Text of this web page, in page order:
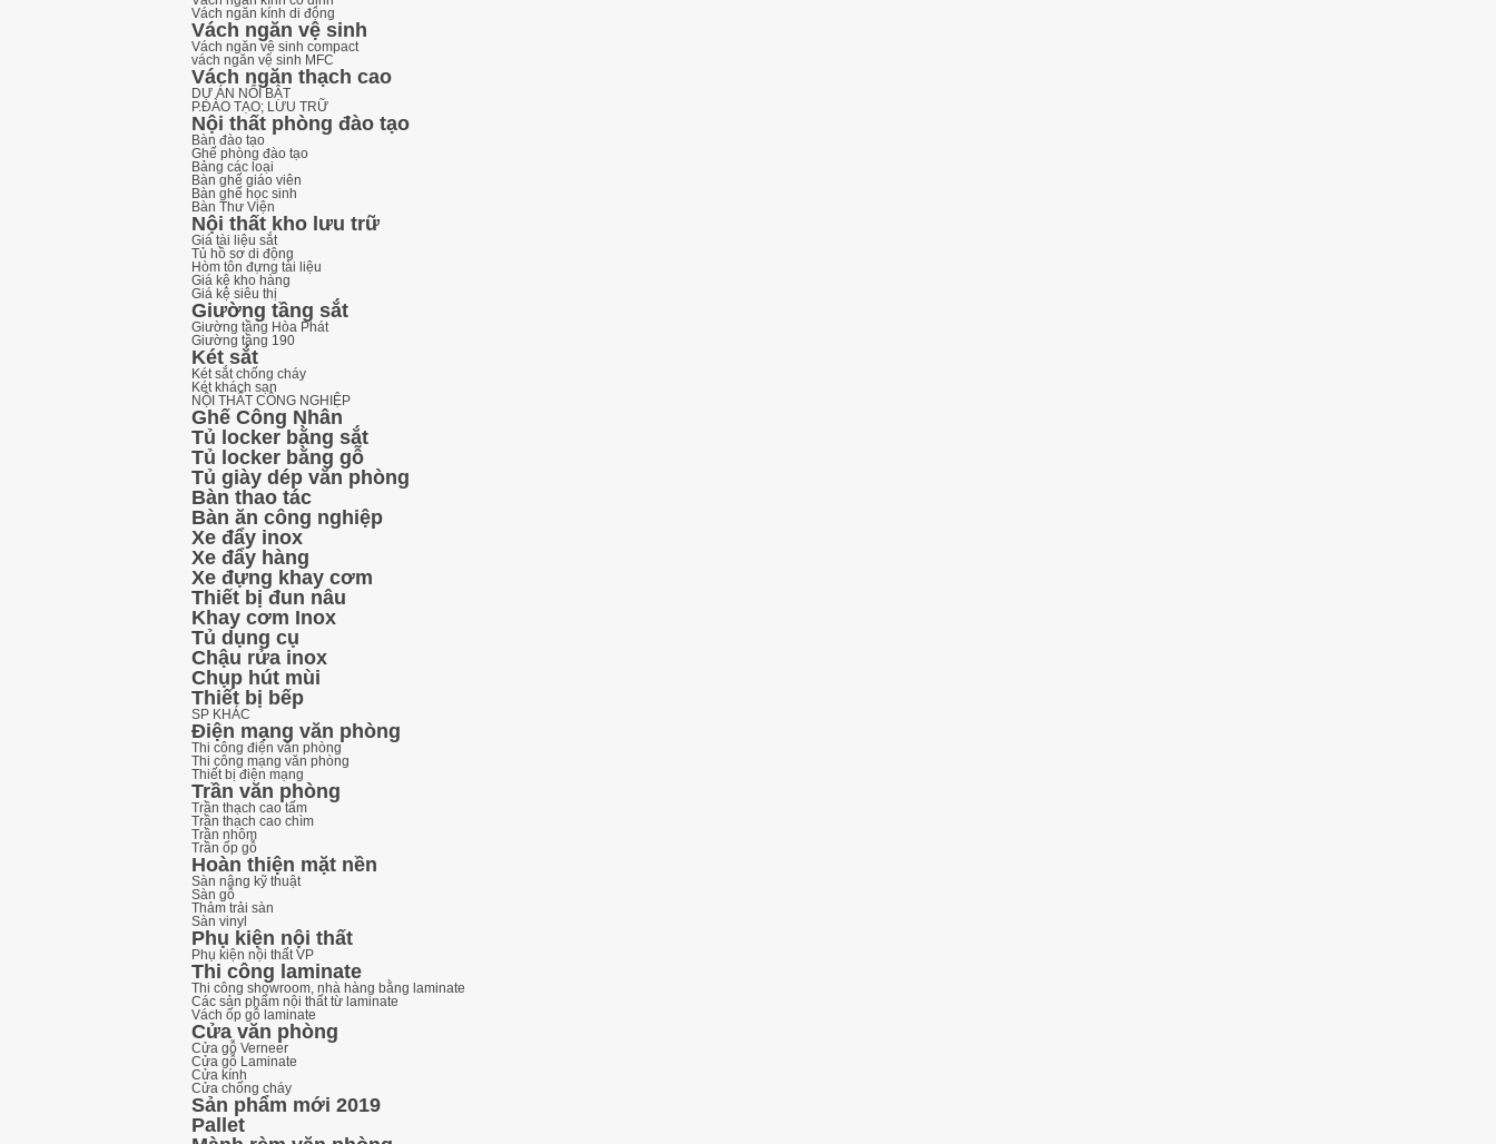
Vách ngăn kính di động
Vách ngăn vệ sinh
Vách ngăn vệ sinh compact
vách ngăn vệ sinh MFC
Vách ngăn thạch cao
DỰ ÁN NỔI BẬT
P.ĐÀO TẠO; LƯU TRỮ
Nội thất phòng đào tạo
Bàn đào tạo
Ghế phòng đào tạo
Bảng các loại
Bàn ghế giáo viên
Bàn ghế học sinh
Bàn Thư Viện
Nội thất kho lưu trữ
Giá tài liệu sắt
Tủ hồ sơ di động
Hòm tôn đựng tài liệu
Giá kệ kho hàng
Giá kệ siêu thị
Giường tầng sắt
Giường tầng Hòa Phát
Giường tầng 190
Két sắt
Két sắt chống cháy
Két khách sạn
NỘI THẤT CÔNG NGHIỆP
Ghế Công Nhân
Tủ locker bằng sắt
Tủ locker bằng gỗ
Tủ giày dép văn phòng
Bàn thao tác
Bàn ăn công nghiệp
Xe đẩy inox
Xe đẩy hàng
Xe đựng khay cơm
Thiết bị đun nâu
Khay cơm Inox
Tủ dụng cụ
Chậu rửa inox
Chụp hút mùi
Thiết bị bếp
SP KHÁC
Điện mạng văn phòng
Thi công điện văn phòng
Thi công mạng văn phòng
Thiết bị điện mạng
Trần văn phòng
Trần thạch cao tấm
Trần thạch cao chìm
Trần nhôm
Trần ốp gỗ
Hoàn thiện mặt nền
Sàn nâng kỹ thuật
Sàn gỗ
Thảm trải sàn
Sàn vinyl
Phụ kiện nội thất
Phụ kiện nội thất VP
Thi công laminate
Thi công showroom, nhà hàng bằng laminate
Các sản phẩm nội thất từ laminate
Vách ốp gỗ laminate
Cửa văn phòng
Cửa gỗ Verneer
Cửa gỗ Laminate
Cửa kính
Cửa chống cháy
Sản phẩm mới 2019
Pallet